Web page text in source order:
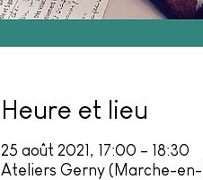
Heure et lieu
25 août 2021, 17:00 – 18:30
Ateliers Gerny (Marche-en-